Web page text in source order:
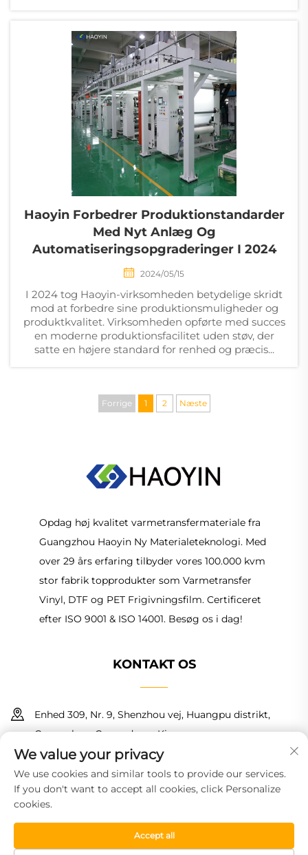
Haoyin Forbedrer Produktionstandarder
Med Nyt Anlæg Og
Automatiseringsopgraderinger I 2024
2024/05/15
I 2024 tog Haoyin-virksomheden betydelige skridt
mod at forbedre sine produktionsmuligheder og
produktkvalitet. Virksomheden opførte med succes
en moderne produktionsfacilitet uden støv, der
satte en højere standard for renhed og præcis...
Forrige 1 2 Næste
Opdag høj kvalitet varmetransfermateriale fra
Guangzhou Haoyin Ny Materialeteknologi. Med
over 29 års erfaring tilbyder vores 100.000 kvm
stor fabrik topprodukter som Varmetransfer
Vinyl, DTF og PET Frigivningsfilm. Certificeret
efter ISO 9001 & ISO 14001. Besøg os i dag!
KONTAKT OS
Enhed 309, Nr. 9, Shenzhou vej, Huangpu distrikt,
Guangzhou, Guangdong, Kina
+86 18150601728
[email protected]
Copyright © 2026 Guangzhou Haoyin New Material Technology
Co., Ltd. Alle rettigheder forbeholdes. Privatlivspolitik
We value your privacy
We use cookies and similar tools to provide our services.
If you don't want to accept all cookies, click Personalize
cookies.
Accept all